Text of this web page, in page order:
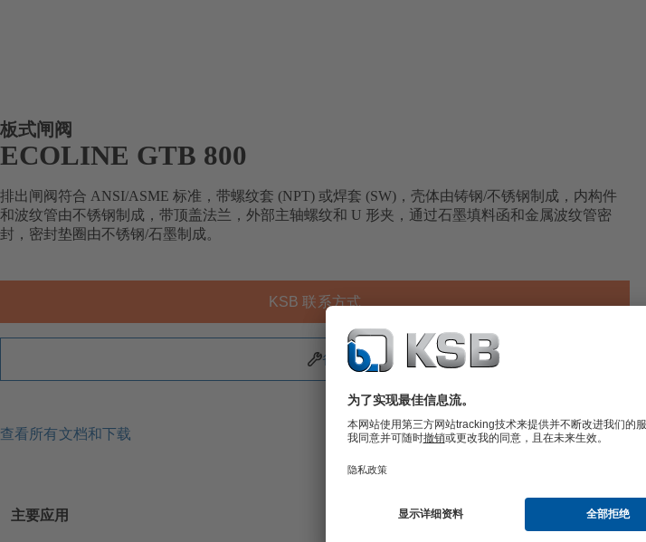
板式闸阀
ECOLINE GTB 800
排出闸阀符合 ANSI/ASME 标准，带螺纹套 (NPT) 或焊套 (SW)，壳体由铸钢/不锈钢制成，内构件
和波纹管由不锈钢制成，带顶盖法兰，外部主轴螺纹和 U 形夹，通过石墨填料函和金属波纹管密
封，密封垫圈由不锈钢/石墨制成。
KSB 联系方式
备件
查看所有文档和下载
主要应用